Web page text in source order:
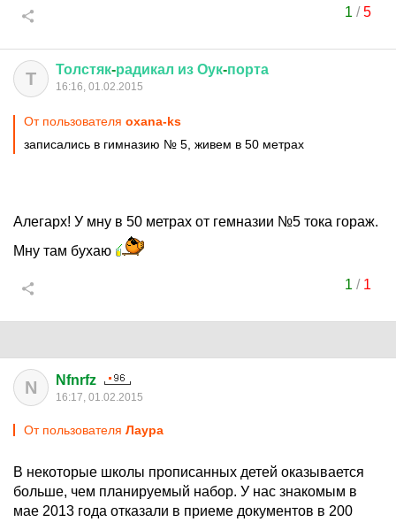
1 /5
Т Толстяк-радикал из Оук-порта
16:16, 01.02.2015
От пользователя oxana-ks
записались в гимназию № 5, живем в 50 метрах
Алегарх! У мну в 50 метрах от гемназии №5 тока гораж.
Мну там бухаю
1 / 1
N Nfnrfz
16:17, 01.02.2015
От пользователя Лаура
В некоторые школы прописанных детей оказывается
больше, чем планируемый набор. У нас знакомым в
мае 2013 года отказали в приеме документов в 200